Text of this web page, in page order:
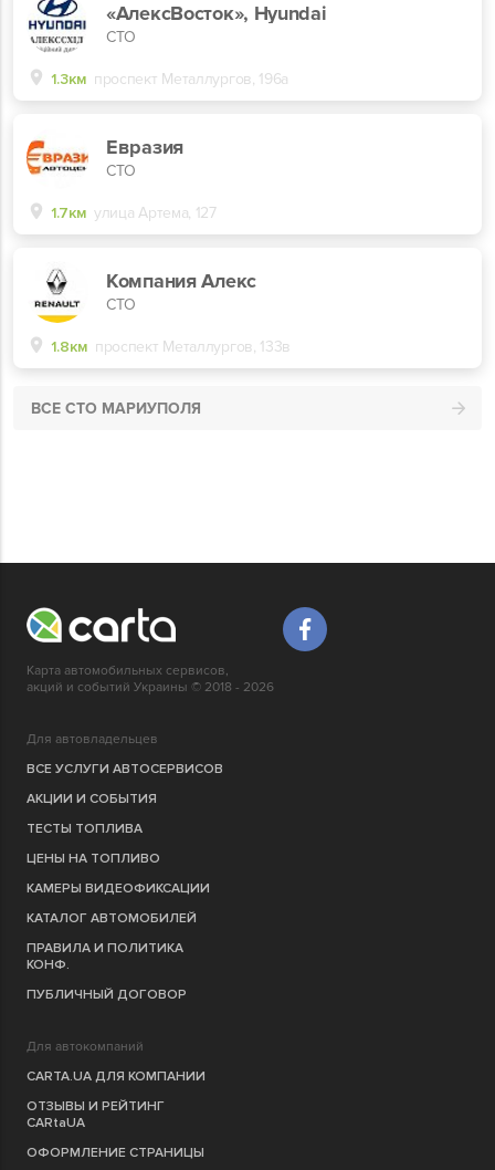
«АлексВосток», Hyundai
СТО
1.3км проспект Металлургов, 196а
Евразия
СТО
1.7км улица Артема, 127
Компания Алекс
СТО
1.8км проспект Металлургов, 133в
ВСЕ СТО МАРИУПОЛЯ
Карта автомобильных сервисов,
акций и событий Украины © 2018 - 2026
Для автовладельцев
ВСЕ УСЛУГИ АВТОСЕРВИСОВ
АКЦИИ И СОБЫТИЯ
ТЕСТЫ ТОПЛИВА
ЦЕНЫ НА ТОПЛИВО
КАМЕРЫ ВИДЕОФИКСАЦИИ
КАТАЛОГ АВТОМОБИЛЕЙ
ПРАВИЛА И ПОЛИТИКА
КОНФ.
ПУБЛИЧНЫЙ ДОГОВОР
Для автокомпаний
CARTA.UA ДЛЯ КОМПАНИИ
ОТЗЫВЫ И РЕЙТИНГ
CARtaUA
ОФОРМЛЕНИЕ СТРАНИЦЫ